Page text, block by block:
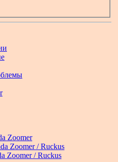
Zoomer
Zoomer / Ruckus
Zoomer / Ruckus